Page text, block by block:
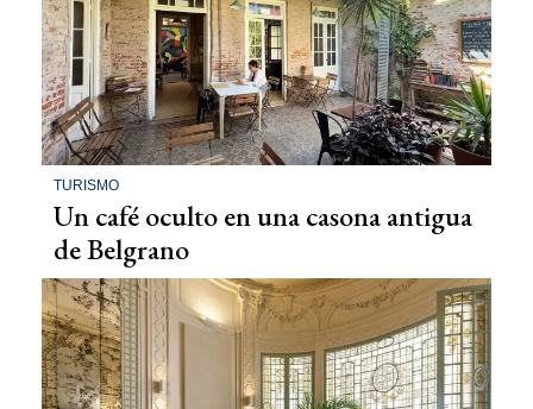
TURISMO
Un café oculto en una casona antigua
de Belgrano